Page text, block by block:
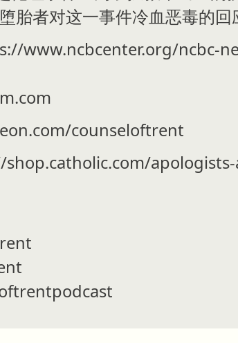
胎者对这一事件冷血恶毒的回
www.ncbcenter.org/ncbc-
counseloftrent
shop.catholic.com/